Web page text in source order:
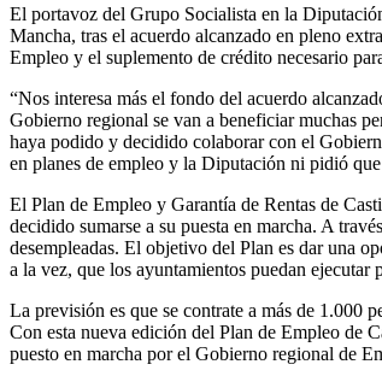
El portavoz del Grupo Socialista en la
Mancha, tras el acuerdo alcanzado en pleno
Empleo y el suplemento de crédito necesario
“Nos interesa más el fondo del acuerdo
Gobierno regional se van a beneficiar muchas
haya podido y decidido colaborar con el
en planes de empleo y la Diputación ni pidió
El Plan de Empleo y Garantía de Rentas de
decidido sumarse a su puesta en marcha. A
desempleadas. El objetivo del Plan es dar una
a la vez, que los ayuntamientos puedan
La previsión es que se contrate a más de 1.000
Con esta nueva edición del Plan de Empleo de
puesto en marcha por el Gobierno regional de